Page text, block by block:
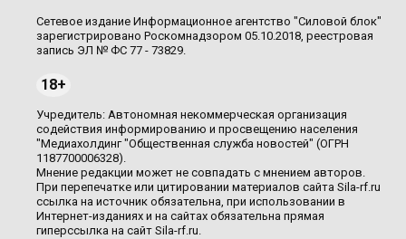
Сетевое издание Информационное агентство "Силовой блок"
зарегистрировано Роскомнадзором 05.10.2018, реестровая
запись ЭЛ № ФС 77 - 73829.
18+
Учредитель: Автономная некоммерческая организация
содействия информированию и просвещению населения
"Медиахолдинг "Общественная служба новостей" (ОГРН
1187700006328).
Мнение редакции может не совпадать с мнением авторов.
При перепечатке или цитировании материалов сайта Sila-rf.ru
ссылка на источник обязательна, при использовании в
Интернет-изданиях и на сайтах обязательна прямая
гиперссылка на сайт Sila-rf.ru.